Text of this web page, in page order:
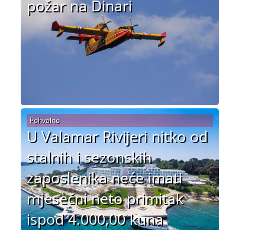
požar na Dinari
U Valamar Rivijeri nitko od
stalnih i sezonskih
zaposlenika neće imati
mjesečni neto primitak
ispod 4.000,00 kuna
Pohvalno